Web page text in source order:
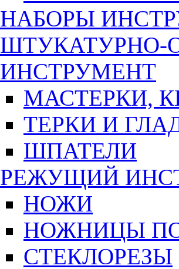
НАБОРЫ
ШТУКАТУРНО-
ИНСТРУМЕНТ
МАСТЕРКИ,
ТЕРКИ И
ШПАТЕЛИ
РЕЖУЩИЙ
НОЖИ
НОЖНИЦЫ
СТЕКЛОРЕЗЫ